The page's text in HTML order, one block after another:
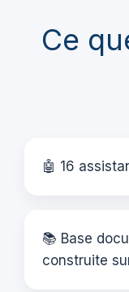
Ce
🤖 16
📚 Base
construite